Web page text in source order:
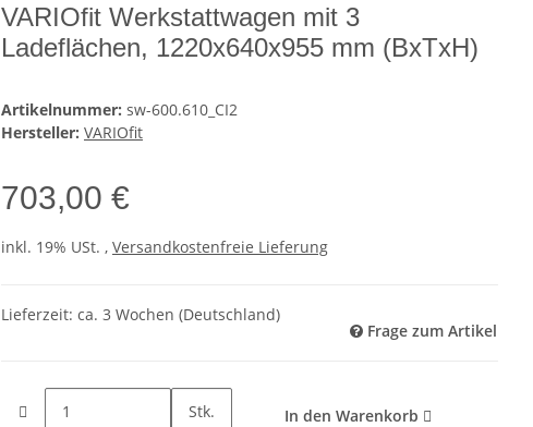
VARIOfit Werkstattwagen mit 3
Ladeflächen, 1220x640x955 mm (BxTxH)
Artikelnummer: sw-600.610_CI2
Hersteller: VARIOfit
703,00 €
inkl. 19% USt. , Versandkostenfreie Lieferung
Lieferzeit: ca. 3 Wochen (Deutschland)
Frage zum Artikel
Stk. In den Warenkorb